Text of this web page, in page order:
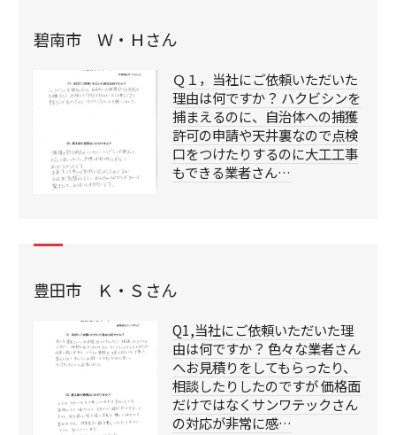
碧南市 Ｗ・Ｈさん
Ｑ１，当社にご依頼いただいた
理由は何ですか？ ハクビシンを
捕まえるのに、自治体への捕獲
許可の申請や天井裏なので点検
口をつけたりするのに大工工事
もできる業者さん…
豊田市 Ｋ・Ｓさん
Q1,当社にご依頼いただいた理
由は何ですか？ 色々な業者さん
へお見積りをしてもらったり、
相談したりしたのですが 価格面
だけではなくサンワテックさん
の対応が非常に感…